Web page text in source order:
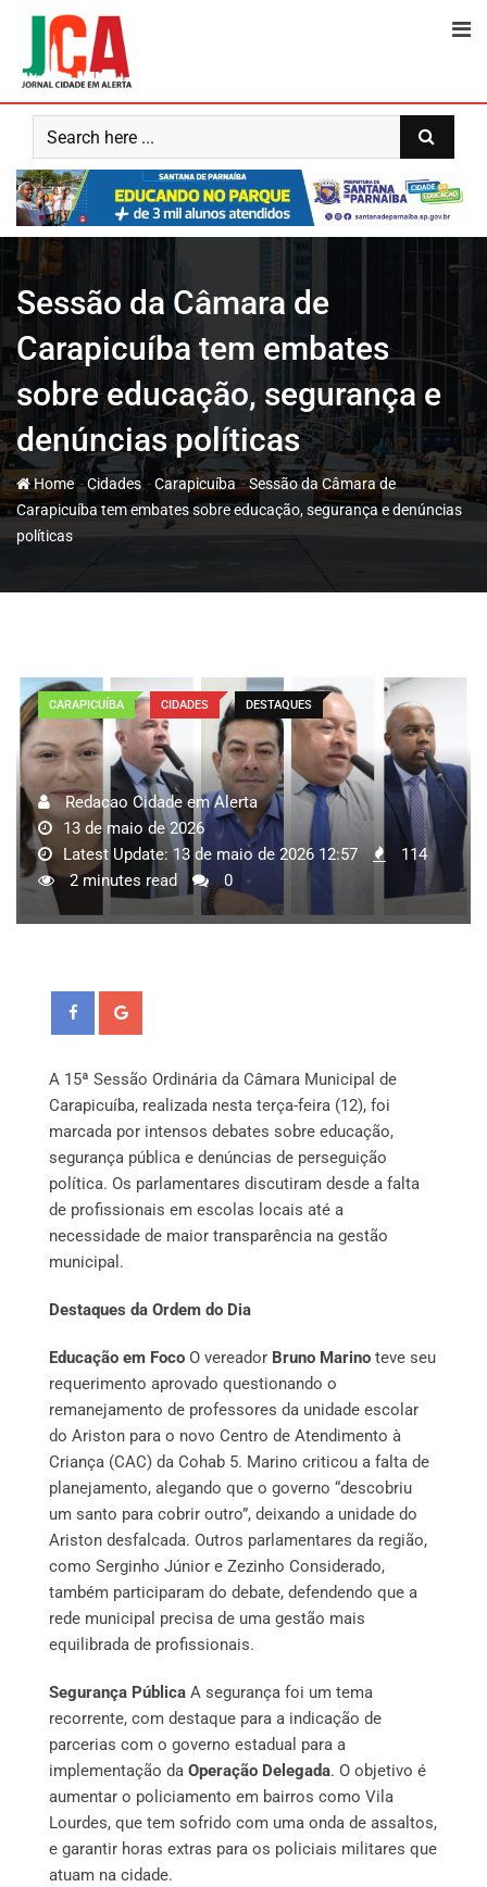
content
Sessão da Câmara de
Carapicuíba tem embates
sobre educação, segurança e
denúncias políticas
Home-Cidades-Carapicuíba-Sessão da Câmara de
Carapicuíba tem embates sobre educação, segurança e denúncias
políticas
CARAPICUÍBA CIDADES DESTAQUES
Redacao Cidade em Alerta
13 de maio de 2026
Latest Update: 13 de maio de 2026 12:57
114
2 minutes read
0
A 15ª Sessão Ordinária da Câmara Municipal de
Carapicuíba, realizada nesta terça-feira (12), foi
marcada por intensos debates sobre educação,
segurança pública e denúncias de perseguição
política. Os parlamentares discutiram desde a falta
de profissionais em escolas locais até a
necessidade de maior transparência na gestão
municipal.
Destaques da Ordem do Dia
Educação em Foco O vereador Bruno Marino teve seu
requerimento aprovado questionando o
remanejamento de professores da unidade escolar
do Ariston para o novo Centro de Atendimento à
Criança (CAC) da Cohab 5. Marino criticou a falta de
planejamento, alegando que o governo “descobriu
um santo para cobrir outro”, deixando a unidade do
Ariston desfalcada. Outros parlamentares da região,
como Serginho Júnior e Zezinho Considerado,
também participaram do debate, defendendo que a
rede municipal precisa de uma gestão mais
equilibrada de profissionais.
Segurança Pública A segurança foi um tema
recorrente, com destaque para a indicação de
parcerias com o governo estadual para a
implementação da Operação Delegada. O objetivo é
aumentar o policiamento em bairros como Vila
Lourdes, que tem sofrido com uma onda de assaltos,
e garantir horas extras para os policiais militares que
atuam na cidade.